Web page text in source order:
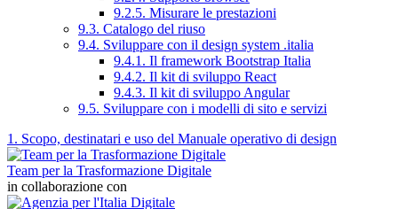
9.2.5. Misurare le prestazioni
9.3. Catalogo del riuso
9.4. Sviluppare con il design system .italia
9.4.1. Il framework Bootstrap Italia
9.4.2. Il kit di sviluppo React
9.4.3. Il kit di sviluppo Angular
9.5. Sviluppare con i modelli di sito e servizi
1. Scopo, destinatari e uso del Manuale operativo di design
Team per la Trasformazione Digitale
in collaborazione con